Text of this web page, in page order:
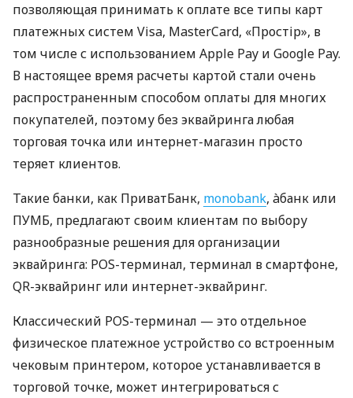
позволяющая принимать к оплате все типы карт
платежных систем Visa, MasterCard, «Простір», в
том числе с использованием Apple Pay и Google Pay.
В настоящее время расчеты картой стали очень
распространенным способом оплаты для многих
покупателей, поэтому без эквайринга любая
торговая точка или интернет-магазин просто
теряет клиентов.
Такие банки, как ПриватБанк, monobank, àбанк или
ПУМБ, предлагают своим клиентам по выбору
разнообразные решения для организации
эквайринга: POS-терминал, терминал в смартфоне,
QR-эквайринг или интернет-эквайринг.
Классический POS-терминал — это отдельное
физическое платежное устройство со встроенным
чековым принтером, которое устанавливается в
торговой точке, может интегрироваться с